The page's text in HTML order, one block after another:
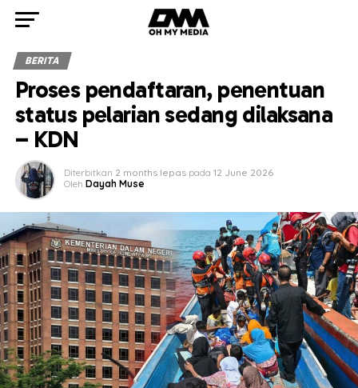
BERITA
Proses pendaftaran, penentuan
status pelarian sedang dilaksana
– KDN
Diterbitkan 2 months lepas pada 12 June 2026
Oleh Dayah Muse